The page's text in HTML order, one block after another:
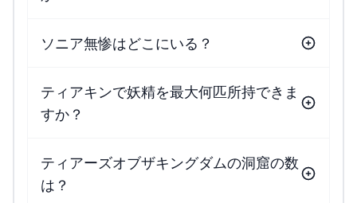
ソニア無惨はどこにいる？
ティアキンで妖精を最大何匹所持できま
すか？
ティアーズオブザキングダムの洞窟の数
は？